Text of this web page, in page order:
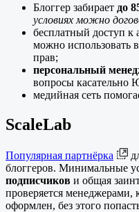
Блоггер забирает до
условиях можно
бесплатный доступ к
можно использовать
прав;
персональный
вопросы касательно
медийная сеть
ScaleLab
Популярная партнёрка
блоггеров. Минимальные
подписчиков и общая
проверяется менеджерами,
оформлен, без этого